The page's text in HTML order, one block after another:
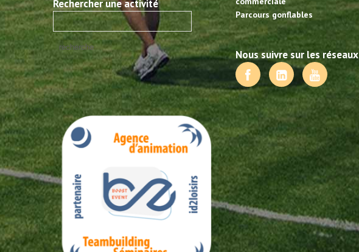
Rechercher une activité
Parcours gonflables
Nous suivre sur les réseaux